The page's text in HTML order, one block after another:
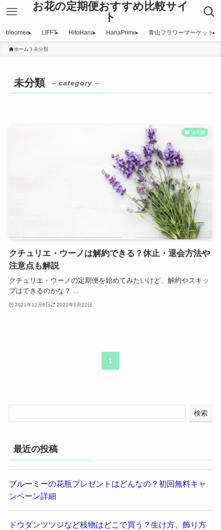
お花の定期便おすすめ比較サイ
ト
bloomee LIFFT HitoHana HanaPrime 青山フラワーマーケット
ホーム 未分類
未分類 – category –
未分類
クチュリエ・ウーノは解約できる？休止・退会方法や
注意点も解説
クチュリエ・ウーノの定期便を始めてみたいけど、解約やスキッ
プはできるのかな？ ...
2021年12月6日 2022年1月22日
1
検索
最近の投稿
ブルーミーの花瓶プレゼントはどんなの？初回無料キャ
ンペーン詳細
ドウダンツツジなど枝物はどこで買う？生け方、飾り方